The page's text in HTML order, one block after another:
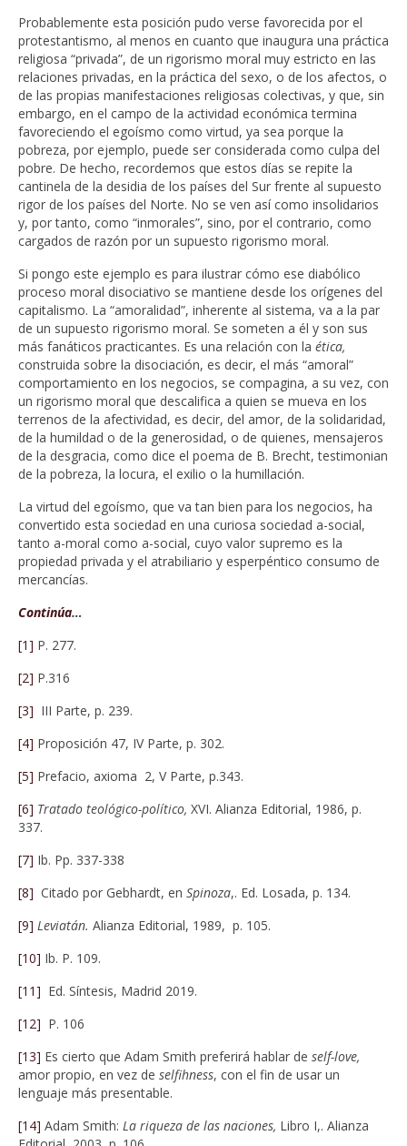
Probablemente esta posición pudo verse favorecida por el
protestantismo, al menos en cuanto que inaugura una práctica
religiosa “privada”, de un rigorismo moral muy estricto en las
relaciones privadas, en la práctica del sexo, o de los afectos, o
de las propias manifestaciones religiosas colectivas, y que, sin
embargo, en el campo de la actividad económica termina
favoreciendo el egoísmo como virtud, ya sea porque la
pobreza, por ejemplo, puede ser considerada como culpa del
pobre. De hecho, recordemos que estos días se repite la
cantinela de la desidia de los países del Sur frente al supuesto
rigor de los países del Norte. No se ven así como insolidarios
y, por tanto, como “inmorales”, sino, por el contrario, como
cargados de razón por un supuesto rigorismo moral.
Si pongo este ejemplo es para ilustrar cómo ese diabólico
proceso moral disociativo se mantiene desde los orígenes del
capitalismo. La “amoralidad”, inherente al sistema, va a la par
de un supuesto rigorismo moral. Se someten a él y son sus
más fanáticos practicantes. Es una relación con la ética,
construida sobre la disociación, es decir, el más “amoral”
comportamiento en los negocios, se compagina, a su vez, con
un rigorismo moral que descalifica a quien se mueva en los
terrenos de la afectividad, es decir, del amor, de la solidaridad,
de la humildad o de la generosidad, o de quienes, mensajeros
de la desgracia, como dice el poema de B. Brecht, testimonian
de la pobreza, la locura, el exilio o la humillación.
La virtud del egoísmo, que va tan bien para los negocios, ha
convertido esta sociedad en una curiosa sociedad a-social,
tanto a-moral como a-social, cuyo valor supremo es la
propiedad privada y el atrabiliario y esperpéntico consumo de
mercancías.
Continúa…
[1] P. 277.
[2] P.316
[3] III Parte, p. 239.
[4] Proposición 47, IV Parte, p. 302.
[5] Prefacio, axioma 2, V Parte, p.343.
[6] Tratado teológico-político, XVI. Alianza Editorial, 1986, p.
337.
[7] Ib. Pp. 337-338
[8] Citado por Gebhardt, en Spinoza,. Ed. Losada, p. 134.
[9] Leviatán. Alianza Editorial, 1989, p. 105.
[10] Ib. P. 109.
[11] Ed. Síntesis, Madrid 2019.
[12] P. 106
[13] Es cierto que Adam Smith preferirá hablar de self-love,
amor propio, en vez de selfihness, con el fin de usar un
lenguaje más presentable.
[14] Adam Smith: La riqueza de las naciones, Libro I,. Alianza